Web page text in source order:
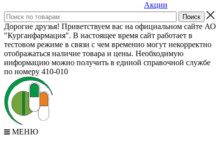
Акции
Дорогие друзья! Приветствуем вас на официальном сайте АО
"Курганфармация". В настоящее время сайт работает в
тестовом режиме в связи с чем временно могут некорректно
отображаться наличие товара и цены. Необходимую
информацию можно получить в единой справочной службе
по номеру 410-010
МЕНЮ